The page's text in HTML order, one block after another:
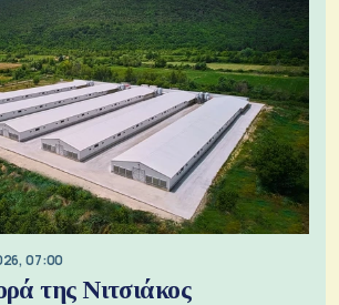
07:00
της Νιτσιάκος